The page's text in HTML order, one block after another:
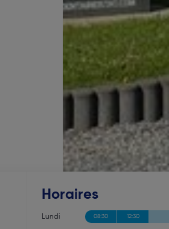
Horaires
Lundi 08:30 12:30